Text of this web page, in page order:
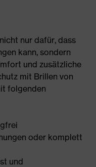
nur dafür, dass
kann, sondern
und zusätzliche
mit Brillen von
folgenden
oder komplett
und